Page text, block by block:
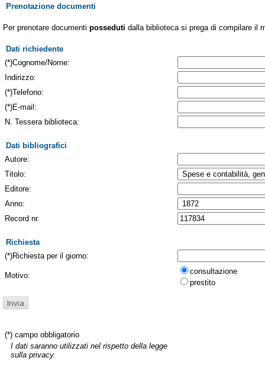
Prenotazione documenti
Per prenotare documenti posseduti dalla biblioteca si prega di compilare il
Dati richiedente
(*)Cognome/Nome:
Indirizzo:
(*)Telefono:
(*)E-mail:
N. Tessera biblioteca:
Dati bibliografici
Autore:
Titolo:
Editore:
Anno:
Record nr.
Richiesta
(*)Richiesta per il giorno:
Motivo:
consultazione
prestito
(*) campo obbligatorio
I dati saranno utilizzati nel rispetto della legge
sulla privacy.